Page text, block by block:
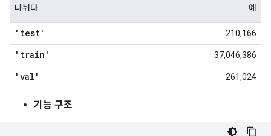
나뉘다 예
'test' 210,166
'train' 37,046,386
'val' 261,024
기능 구조 :